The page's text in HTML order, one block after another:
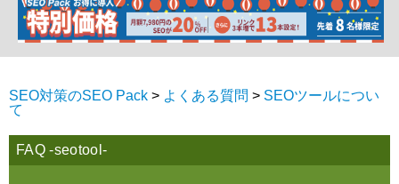
SEO対策のSEO Pack > よくある質問 > SEOツールについ
て
FAQ -seotool-